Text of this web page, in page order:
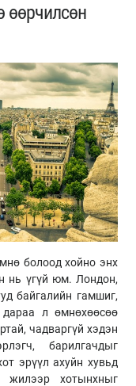
өөрчилсөн
болоод хойно энх
нь үгүй юм. Лондон,
байгалийн гамшиг,
л өмнөхөөсөө
чадваргүй хэдэн
барилгачдыг
эрүүл ахуйн хувьд
хотынхныг